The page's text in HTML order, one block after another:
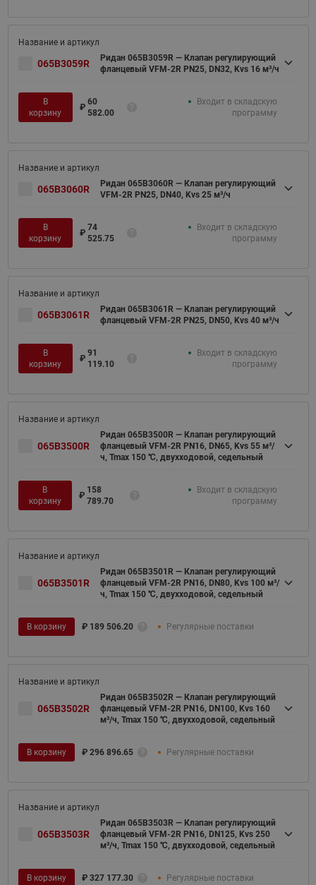
065B3059R
Ридан 065B3059R — Клапан регулирующий
фланцевый VFM-2R PN25, DN32, Kvs 16 м³/ч
В
корзину
₽
60
582.00
Входит в складскую
программу
065B3060R
Ридан 065B3060R — Клапан регулирующий
VFM-2R PN25, DN40, Kvs 25 м³/ч
В
корзину
₽
74
525.75
Входит в складскую
программу
065B3061R
Ридан 065B3061R — Клапан регулирующий
фланцевый VFM-2R PN25, DN50, Kvs 40 м³/ч
В
корзину
₽
91
119.10
Входит в складскую
программу
065B3500R
Ридан 065B3500R — Клапан регулирующий
фланцевый VFM-2R PN16, DN65, Kvs 55 м³/
ч, Tmax 150 ℃, двухходовой, седельный
В
корзину
₽
158
789.70
Входит в складскую
программу
065B3501R
Ридан 065B3501R — Клапан регулирующий
фланцевый VFM-2R PN16, DN80, Kvs 100 м³/
ч, Tmax 150 ℃, двухходовой, седельный
В корзину ₽ 189 506.20 Регулярные поставки
065B3502R
Ридан 065B3502R — Клапан регулирующий
фланцевый VFM-2R PN16, DN100, Kvs 160
м³/ч, Tmax 150 ℃, двухходовой, седельный
В корзину ₽ 296 896.65 Регулярные поставки
065B3503R
Ридан 065B3503R — Клапан регулирующий
фланцевый VFM-2R PN16, DN125, Kvs 250
м³/ч, Tmax 150 ℃, двухходовой, седельный
В корзину ₽ 327 177.30 Регулярные поставки